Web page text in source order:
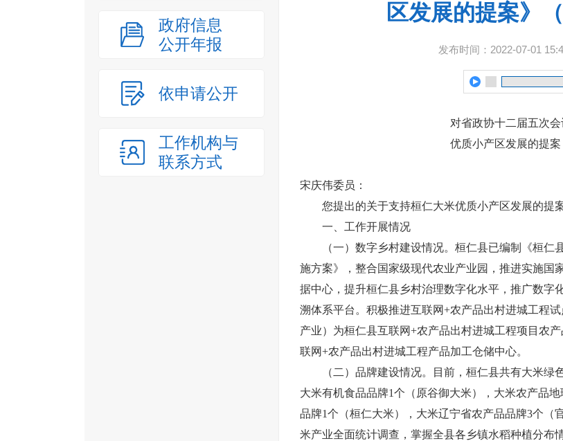
政府信息
公开年报
依申请公开
工作机构与
联系方式
区发展的提案》
发布时间：2022-07-01
对省政协十二届五次
优质小产区发展的提
宋庆伟委员：
您提出的关于支持桓仁大米优质小产区发展的提案
一、工作开展情况
（一）数字乡村建设情况。桓仁县已编制《桓仁
施方案》，整合国家级现代农业产业园，推进实施国
据中心，提升桓仁县乡村治理数字化水平，推广数字
溯体系平台。积极推进互联网+农产品出村进城工程
产业）为桓仁县互联网+农产品出村进城工程项目农
联网+农产品出村进城工程产品加工仓储中心。
（二）品牌建设情况。目前，桓仁县共有大米绿色
大米有机食品品牌1个（原谷御大米），大米农产品
品牌1个（桓仁大米），大米辽宁省农产品品牌3个（
米产业全面统计调查，掌握全县各乡镇水稻种植分布